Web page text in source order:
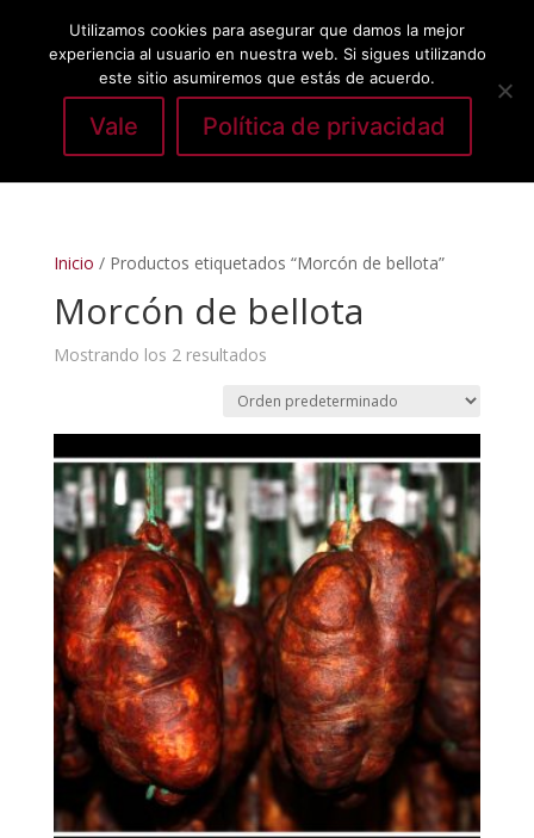
Seleccionar página
Inicio / Productos etiquetados “Morcón de bellota”
Morcón de bellota
Mostrando los 2 resultados
Utilizamos cookies para asegurar que damos la mejor
experiencia al usuario en nuestra web. Si sigues utilizando
este sitio asumiremos que estás de acuerdo.
Vale Política de privacidad